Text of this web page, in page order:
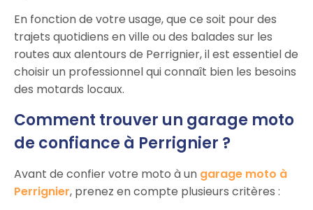
En fonction de votre usage, que ce soit pour des
trajets quotidiens en ville ou des balades sur les
routes aux alentours de Perrignier, il est essentiel de
choisir un professionnel qui connaît bien les besoins
des motards locaux.
Comment trouver un garage moto
de confiance à Perrignier ?
Avant de confier votre moto à un garage moto à
Perrignier, prenez en compte plusieurs critères :